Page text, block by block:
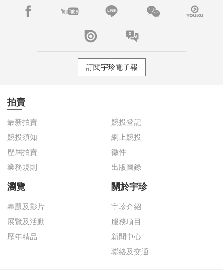
訂閱宇珍電子報
拍賣
最新拍賣
競投登記
競投須知
網上競投
歷屆拍賣
徵件
業務規則
出版圖錄
瀏覽
專題及影片
展覽及活動
歷年精品
關於宇珍
宇珍介紹
服務項目
新聞中心
聯絡及交通